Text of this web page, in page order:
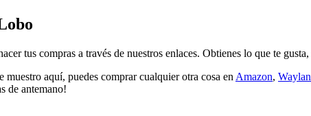
tus compras a través de nuestros enlaces. Obtienes lo que te
aquí, puedes comprar cualquier otra cosa en Amazon,
de antemano!